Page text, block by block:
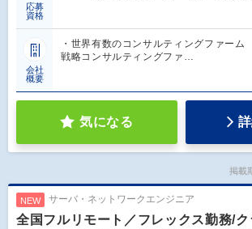
応募
資格
会社
概要
・世界有数のコンサルティングファーム
戦略コンサルティングファ…
気になる
掲載
NEW サーバ・ネットワークエンジニア
全国フルリモート／フレックス勤務/